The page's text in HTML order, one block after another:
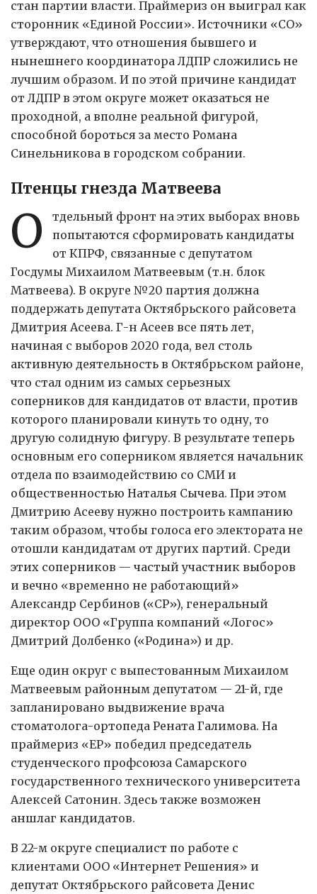
стан партии власти. Праймериз он выиграл как
сторонник «Единой России». Источники «СО»
утверждают, что отношения бывшего и
нынешнего координатора ЛДПР сложились не
лучшим образом. И по этой причине кандидат
от ЛДПР в этом округе может оказаться не
проходной, а вполне реальной фигурой,
способной бороться за место Романа
Синельникова в городском собрании.
Птенцы гнезда Матвеева
О
тдельный фронт на этих выборах вновь
попытаются сформировать кандидаты
от КПРФ, связанные с депутатом
Госдумы Михаилом Матвеевым (т.н. блок
Матвеева). В округе №20 партия должна
поддержать депутата Октябрьского райсовета
Дмитрия Асеева. Г-н Асеев все пять лет,
начиная с выборов 2020 года, вел столь
активную деятельность в Октябрьском районе,
что стал одним из самых серьезных
соперников для кандидатов от власти, против
которого планировали кинуть то одну, то
другую солидную фигуру. В результате теперь
основным его соперником является начальник
отдела по взаимодействию со СМИ и
общественностью Наталья Сычева. При этом
Дмитрию Асееву нужно построить кампанию
таким образом, чтобы голоса его электората не
отошли кандидатам от других партий. Среди
этих соперников — частый участник выборов
и вечно «временно не работающий»
Александр Сербинов («СР»), генеральный
директор ООО «Группа компаний «Логос»
Дмитрий Долбенко («Родина») и др.
Еще один округ с выпестованным Михаилом
Матвеевым районным депутатом — 21-й, где
запланировано выдвижение врача
стоматолога-ортопеда Рената Галимова. На
праймериз «ЕР» победил председатель
студенческого профсоюза Самарского
государственного технического университета
Алексей Сатонин. Здесь также возможен
аншлаг кандидатов.
В 22-м округе специалист по работе с
клиентами ООО «Интернет Решения» и
депутат Октябрьского райсовета Денис